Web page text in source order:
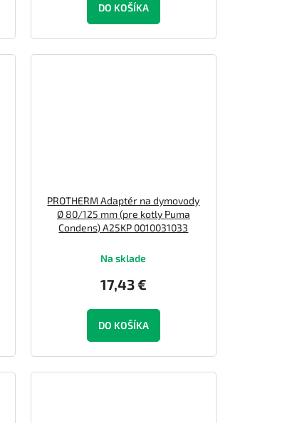
DO KOŠÍKA
PROTHERM Adaptér na dymovody
Ø 80/125 mm (pre kotly Puma
Condens) A25KP 0010031033
Na sklade
17,43 €
DO KOŠÍKA